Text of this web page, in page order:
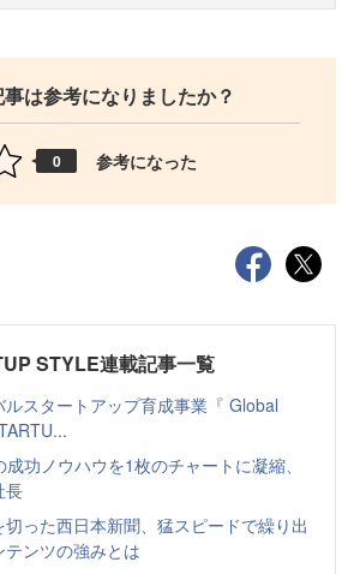
事は参考になりましたか？
0 参考になった
STYLE連載記事一覧
スタートアップ育成事業『 Global
功ノウハウを1枚のチャートに凝縮、
長
った西日本新聞、猛スピードで繰り出
ンツの強みとは